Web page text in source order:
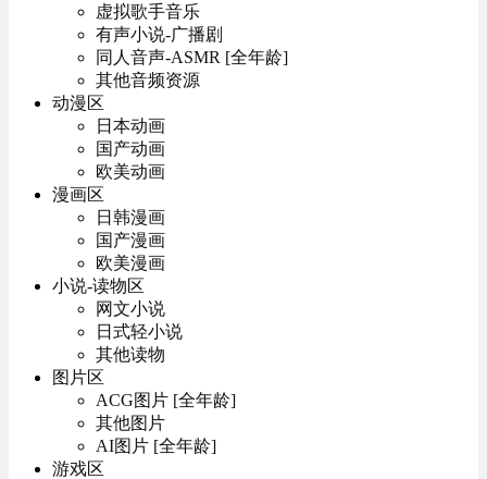
虚拟歌手音乐
有声小说-广播剧
同人音声-ASMR [全年龄]
其他音频资源
动漫区
日本动画
国产动画
欧美动画
漫画区
日韩漫画
国产漫画
欧美漫画
小说-读物区
网文小说
日式轻小说
其他读物
图片区
ACG图片 [全年龄]
其他图片
AI图片 [全年龄]
游戏区